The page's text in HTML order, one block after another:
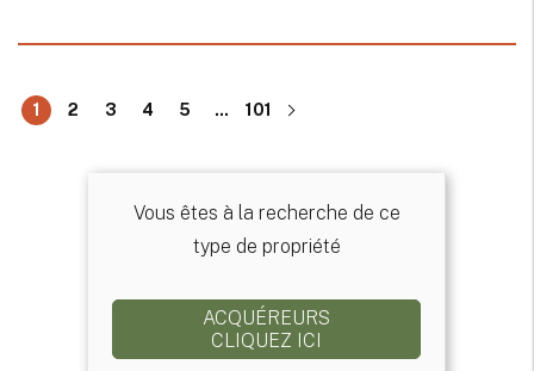
1 2 3 4 5 ... 101
Vous êtes à la recherche de ce
type de propriété
ACQUÉREURS
CLIQUEZ ICI